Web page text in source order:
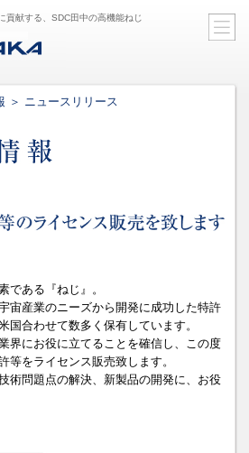
貢献する、SDC田中の高機能ねじ
＞ ニュースリリース
である『ねじ』。
宙産業のニーズから開発に成功した特許
国合わせて数多く保有しています。
界にお役に立てることを確信し、この度
等をライセンス販売致します。
術問題点の解決、新製品の開発に、お役